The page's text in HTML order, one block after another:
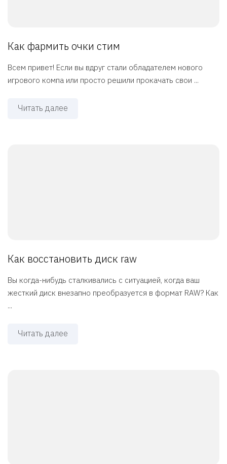
Как фармить очки стим
Всем привет! Если вы вдруг стали обладателем нового
игрового компа или просто решили прокачать свои ...
Читать далее
Как восстановить диск raw
Вы когда-нибудь сталкивались с ситуацией, когда ваш
жесткий диск внезапно преобразуется в формат RAW? Как
...
Читать далее